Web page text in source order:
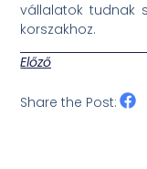
vállalatok tudnak
korszakhoz.
Előző
Share the Post: